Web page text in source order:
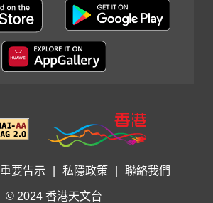
重要告示 私隱政策 聯絡我們
© 2024 香港天文台